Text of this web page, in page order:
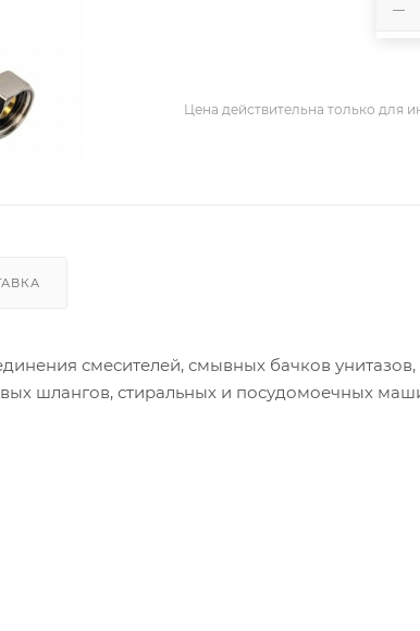
Цена действительна только для
смесителей, смывных бачков
шлангов, стиральных и посудомоечных